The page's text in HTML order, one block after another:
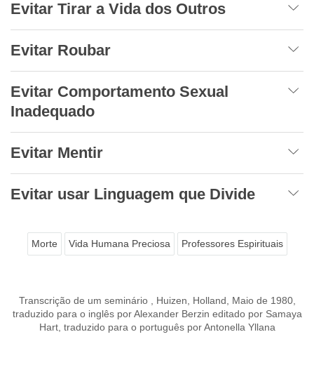
Evitar Tirar a Vida dos Outros
Evitar Roubar
Evitar Comportamento Sexual
Inadequado
Evitar Mentir
Evitar usar Linguagem que Divide
Morte Vida Humana Preciosa Professores Espirituais
Transcrição de um seminário , Huizen, Holland, Maio de 1980,
traduzido para o inglês por Alexander Berzin editado por Samaya
Hart, traduzido para o português por Antonella Yllana